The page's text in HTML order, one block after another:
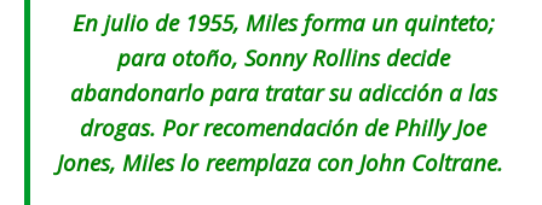
En julio de 1955, Miles forma un quinteto;
para otoño, Sonny Rollins decide
abandonarlo para tratar su adicción a las
drogas. Por recomendación de Philly Joe
Jones, Miles lo reemplaza con John Coltrane.